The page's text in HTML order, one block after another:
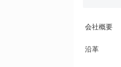
会社概要
沿革